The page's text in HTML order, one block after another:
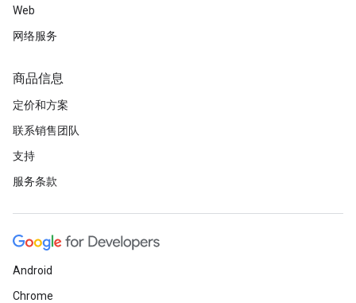
Web
网络服务
商品信息
定价和方案
联系销售团队
支持
服务条款
Android
Chrome